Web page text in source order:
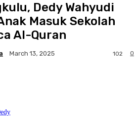
Dedy Wahyudi
Masuk Sekolah
Al-Quran
March 13, 2025 0
102